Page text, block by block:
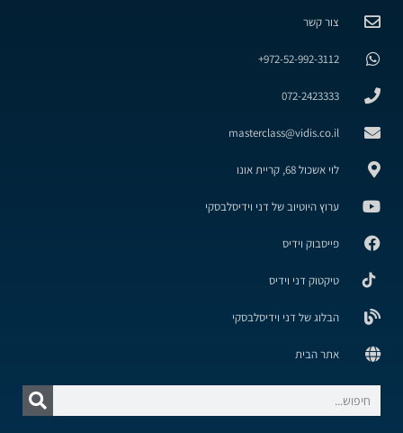
צור קשר
972-52-992-3112+
072-2423333
masterclass@vidis.co.il
לוי אשכול 68, קריית אונו
ערוץ היוטיוב של דני וידיסלבסקי
פייסבוק וידיס
טיקטוק דני וידיס
הבלוג של דני וידיסלבסקי
אתר הבית